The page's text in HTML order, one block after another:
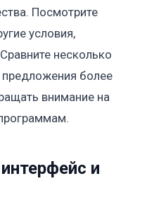
Посмотрите
условия,
несколько
предложения более
внимание на
и